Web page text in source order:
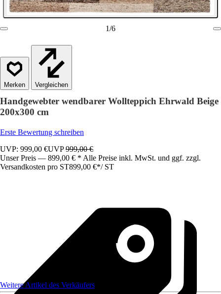
1/6
Vergleichen
Handgewebter wendbarer Wollteppich Ehrwald Beige
200x300 cm
Erste Bewertung schreiben
UVP: 999,00 €UVP999,00 €
Unser Preis — 899,00 € * Alle Preise inkl. MwSt. und ggf. zzgl.
Versandkosten pro ST899,00 €*/ ST
Weitere Artikel des Verkäufers